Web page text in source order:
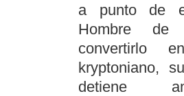
a punto de
Hombre
convertirlo
kryptoniano,
detiene